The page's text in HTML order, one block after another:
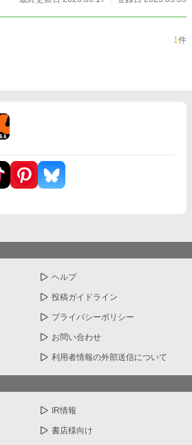
1件
ヘルプ
投稿ガイドライン
プライバシーポリシー
お問い合わせ
利用者情報の外部送信について
IR情報
書店様向け